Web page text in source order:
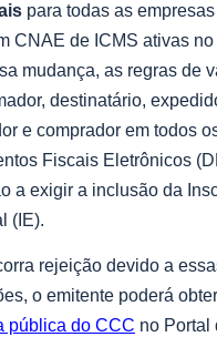
para todas as empresas
CNAE de ICMS ativas no
mudança, as regras de
destinatário,
e comprador em todos
Fiscais Eletrônicos
a exigir a inclusão da
(IE).
rejeição devido a
o emitente poderá
pública do CCC no Portal